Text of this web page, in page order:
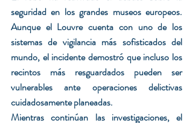
seguridad en los grandes museos europeos.
Aunque el Louvre cuenta con uno de los
sistemas de vigilancia más sofisticados del
mundo, el incidente demostró que incluso los
recintos más resguardados pueden ser
vulnerables ante operaciones delictivas
cuidadosamente planeadas.
Mientras continúan las investigaciones, el